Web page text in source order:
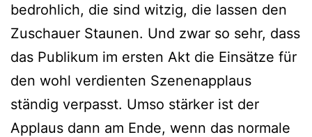
bedrohlich, die sind witzig, die lassen den
Zuschauer Staunen. Und zwar so sehr, dass
das Publikum im ersten Akt die Einsätze für
den wohl verdienten Szenenapplaus
ständig verpasst. Umso stärker ist der
Applaus dann am Ende, wenn das normale